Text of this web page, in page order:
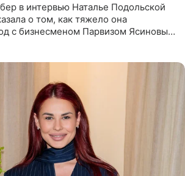
в интервью Наталье Подольской
о том, как тяжело она
с бизнесменом Парвизом Ясиновым.